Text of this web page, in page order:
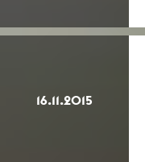
16.11.2015